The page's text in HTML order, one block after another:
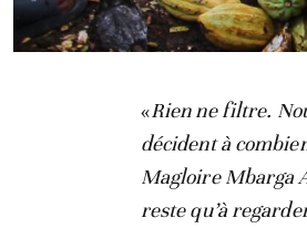
Un paysan procède à
«Rien ne filtre.
décident à
Magloire Mbarga
reste qu’à